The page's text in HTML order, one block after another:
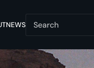
NEWS